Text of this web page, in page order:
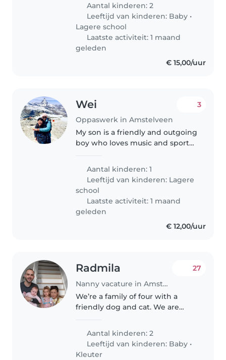
looking for a nanny every
afternoon in our house, We
would..
Aantal kinderen: 2
Leeftijd van kinderen: Baby •
Lagere school
Laatste activiteit: 1 maand
geleden
€ 15,00/uur
Wei
Oppaswerk in Amstelveen
3
My son is a friendly and outgoing
boy who loves music and sports.
language school in August
before transferring to a local
Dutch school. Therefore, we..
Aantal kinderen: 1
Leeftijd van kinderen: Lagere
school
Laatste activiteit: 1 maand
geleden
€ 12,00/uur
Radmila
Nanny vacature in Amstelveen
27
We’re a family of four with a
friendly dog and cat. We are
energetic nanny to join our
home to help caring for our baby
girl Talia (5 months), assist..
Aantal kinderen: 2
Leeftijd van kinderen: Baby •
Kleuter